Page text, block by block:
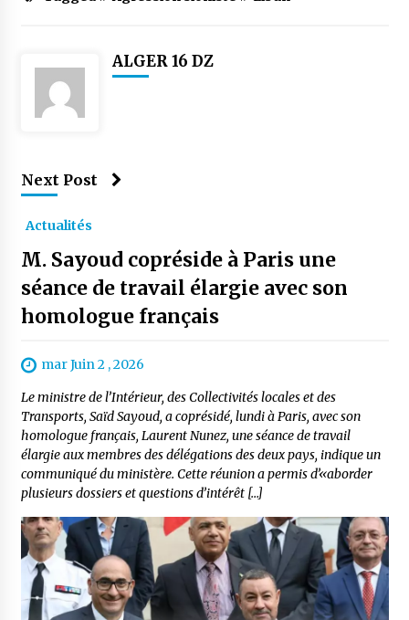
ALGER 16 DZ
Next Post
Actualités
M. Sayoud copréside à Paris une
séance de travail élargie avec son
homologue français
mar Juin 2 , 2026
Le ministre de l’Intérieur, des Collectivités locales et des
Transports, Saïd Sayoud, a coprésidé, lundi à Paris, avec son
homologue français, Laurent Nunez, une séance de travail
élargie aux membres des délégations des deux pays, indique un
communiqué du ministère. Cette réunion a permis d’«aborder
plusieurs dossiers et questions d’intérêt […]